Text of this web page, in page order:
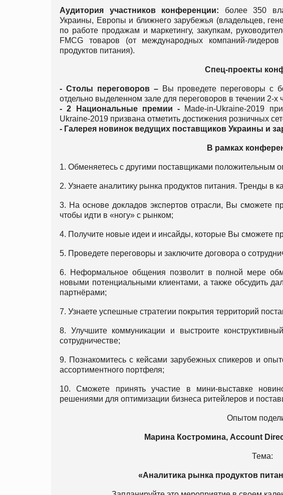
Аудитория участников конференции: более 350
Украины, Европы и ближнего зарубежья (владельцев,
по работе продажам и маркетингу, закупкам,
FMCG товаров (от международных компаний-
продуктов питания).
Спец-проекты
- Столы переговоров –Вы проведете переговоры с
отдельно выделенном зале для переговоров в течении 2-х
- 2 Национальные премии - Made-in-Ukraine-2019
Ukraine-2019 призвана отметить достижения розничных
- Галерея новинок ведущих поставщиков Украины и
В рамках
1. Обменяетесь с другими поставщиками положительным
2. Узнаете аналитику рынка продуктов питания. Тренды в
3. На основе докладов экспертов отрасли, Вы сможете
чтобы идти в «ногу» с рынком;
4. Получите новые идеи и инсайды, которые Вы сможете
5. Проведете переговоры и заключите договора о
6. Неформальное общения позволит в полной мере
новыми потенциальными клиентами, а также обсудить
партнёрами;
7. Узнаете успешные стратегии покрытия территорий
8. Улучшите коммуникации и выстроите
сотрудничестве;
9. Познакомитесь с кейсами зарубежных спикеров и
ассортиментного портфеля;
10. Cможете принять участие в мини-выставке
решениями для оптимизации бизнеса ритейлеров и
Опытом
Марина Костромина, Account
Тема:
«Аналитика рынка продуктов